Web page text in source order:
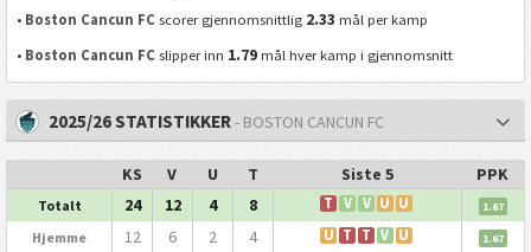
• Boston Cancun FC scorer gjennomsnittlig 2.33 mål per kamp
• Boston Cancun FC slipper inn 1.79 mål hver kamp i gjennomsnitt
2025/26 STATISTIKKER- BOSTON CANCUN FC
KS V U T Siste 5 PPK
Totalt 24 12 4 8 T V V U U 1.67
Hjemme 12 6 2 4 U T T V U 1.67